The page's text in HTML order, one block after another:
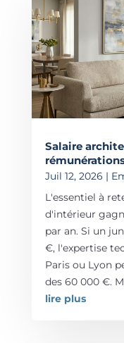
Salaire
Juil 12, 2026 |
L'essentiel à
d'intérieur
par an. Si un
€, l'expertise
Paris ou Lyon
des 60 000 €.
lire plus